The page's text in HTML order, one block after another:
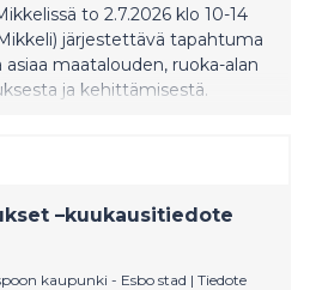
to 2.7.2026 klo 10-14
järjestettävä tapahtuma
maatalouden, ruoka-alan
ja kehittämisestä.
–kuukausitiedote
kaupunki - Esbo stad | Tiedote